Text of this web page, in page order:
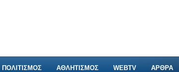
ΠΟΛΙΤΙΣΜΟΣ ΑΘΛΗΤΙΣΜΟΣ WEBTV ΑΡΘΡΑ